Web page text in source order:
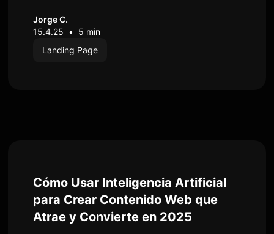
Jorge C.
15.4.25 •
5 min
Landing Page
Cómo Usar Inteligencia Artificial
para Crear Contenido Web que
Atrae y Convierte en 2025